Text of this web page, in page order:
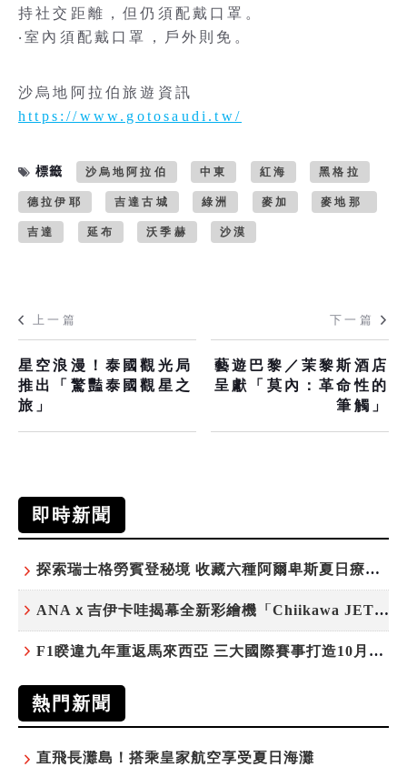
持社交距離，但仍須配戴口罩。
‧室內須配戴口罩，戶外則免。
沙烏地阿拉伯旅遊資訊
https://www.gotosaudi.tw/
標籤 沙烏地阿拉伯 中東 紅海 黑格拉
德拉伊耶 吉達古城 綠洲 麥加 麥地那
吉達 延布 沃季赫 沙漠
上一篇
星空浪漫！泰國觀光局
推出「驚豔泰國觀星之
旅」
下一篇
藝遊巴黎／茉黎斯酒店
呈獻「莫內：革命性的
筆觸」
即時新聞
探索瑞士格勞賓登秘境 收藏六種阿爾卑斯夏日療癒之旅
ANAｘ吉伊卡哇揭幕全新彩繪機「Chiikawa JET」
F1睽違九年重返馬來西亞 三大國際賽事打造10月運動旅遊熱潮 賽車、自行車、路跑同週登場
熱門新聞
直飛長灘島！搭乘皇家航空享受夏日海灘